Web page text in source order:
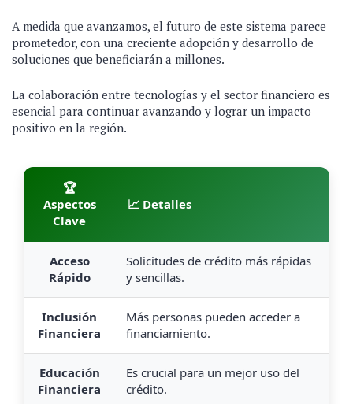
A medida que avanzamos, el futuro de este sistema parece
prometedor, con una creciente adopción y desarrollo de
soluciones que beneficiarán a millones.
La colaboración entre tecnologías y el sector financiero es
esencial para continuar avanzando y lograr un impacto
positivo en la región.
🏆
Aspectos
Clave
📈 Detalles
Acceso
Rápido
Solicitudes de crédito más rápidas
y sencillas.
Inclusión
Financiera
Más personas pueden acceder a
financiamiento.
Educación
Financiera
Es crucial para un mejor uso del
crédito.